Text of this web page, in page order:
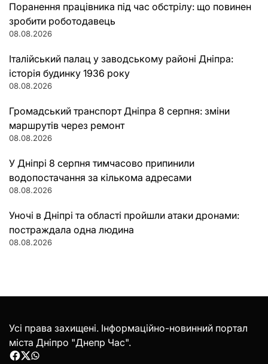
Поранення працівника під час обстрілу: що повинен
зробити роботодавець
08.08.2026
Італійський палац у заводському районі Дніпра:
історія будинку 1936 року
08.08.2026
Громадський транспорт Дніпра 8 серпня: зміни
маршрутів через ремонт
08.08.2026
У Дніпрі 8 серпня тимчасово припинили
водопостачання за кількома адресами
08.08.2026
Уночі в Дніпрі та області пройшли атаки дронами:
постраждала одна людина
08.08.2026
Усі права захищені. Інформаційно-новинний портал
міста Дніпро "Днепр Час".